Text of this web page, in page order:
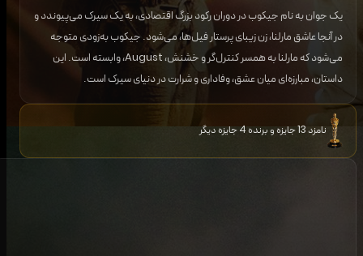
یک جوان به نام جیکوب در دوران رکود بزرگ اقتصادی، به یک سیرک می‌پیوندد و
در آنجا عاشق مارلنا، زن زیبای پرستار فیل‌ها، می‌شود. جیکوب به‌زودی متوجه
می‌شود که مارلنا به همسر کنترل‌گر و خشنش، August، وابسته است. این
داستان، مبارزه‌ای میان عشق، وفاداری و شرارت در دنیای سیرک است.
نامزد 13 جایزه و برنده 4 جایزه دیگر